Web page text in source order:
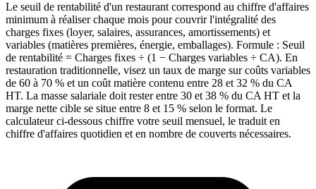
Le seuil de rentabilité d'un restaurant correspond au chiffre d'affaires
minimum à réaliser chaque mois pour couvrir l'intégralité des
charges fixes (loyer, salaires, assurances, amortissements) et
variables (matières premières, énergie, emballages). Formule : Seuil
de rentabilité = Charges fixes ÷ (1 − Charges variables ÷ CA). En
restauration traditionnelle, visez un taux de marge sur coûts variables
de 60 à 70 % et un coût matière contenu entre 28 et 32 % du CA
HT. La masse salariale doit rester entre 30 et 38 % du CA HT et la
marge nette cible se situe entre 8 et 15 % selon le format. Le
calculateur ci-dessous chiffre votre seuil mensuel, le traduit en
chiffre d'affaires quotidien et en nombre de couverts nécessaires.